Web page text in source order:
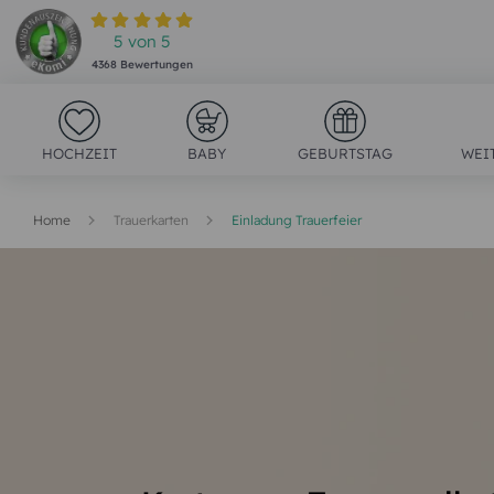
5 von 5
4368Bewertungen
HOCHZEIT BABY GEBURTSTAG
Home Trauerkarten Einladung Trauerfeier